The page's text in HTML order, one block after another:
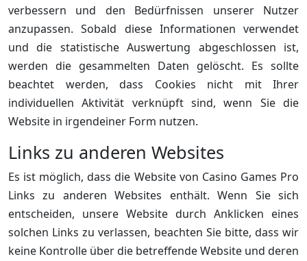
verbessern und den Bedürfnissen unserer Nutzer
anzupassen. Sobald diese Informationen verwendet
und die statistische Auswertung abgeschlossen ist,
werden die gesammelten Daten gelöscht. Es sollte
beachtet werden, dass Cookies nicht mit Ihrer
individuellen Aktivität verknüpft sind, wenn Sie die
Website in irgendeiner Form nutzen.
Links zu anderen Websites
Es ist möglich, dass die Website von Casino Games Pro
Links zu anderen Websites enthält. Wenn Sie sich
entscheiden, unsere Website durch Anklicken eines
solchen Links zu verlassen, beachten Sie bitte, dass wir
keine Kontrolle über die betreffende Website und deren